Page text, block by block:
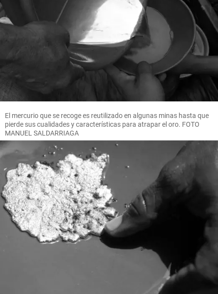
El mercurio que se recoge es reutilizado en algunas minas hasta que
pierde sus cualidades y características para atrapar el oro. FOTO
MANUEL SALDARRIAGA